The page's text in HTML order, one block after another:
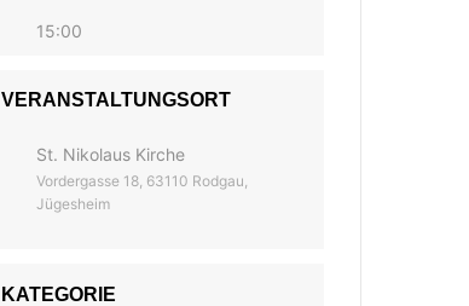
15:00
VERANSTALTUNGSORT
St. Nikolaus Kirche
Vordergasse 18, 63110 Rodgau,
Jügesheim
KATEGORIE